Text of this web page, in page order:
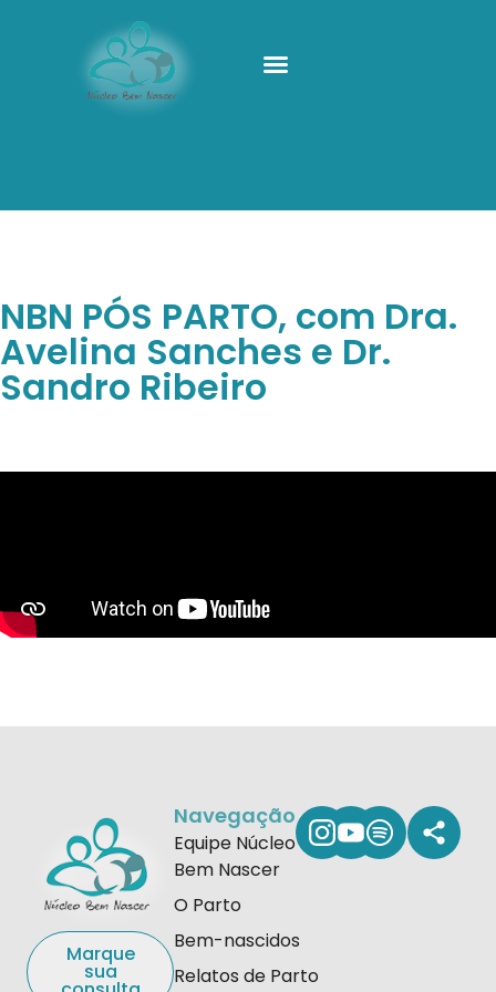
NBN PÓS PARTO, com Dra.
Avelina Sanches e Dr.
Sandro Ribeiro
Marque
sua
Navegação
Equipe Núcleo
Bem Nascer
O Parto
Bem-nascidos
Relatos de Parto